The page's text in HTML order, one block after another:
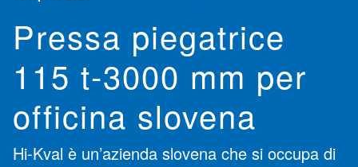
Pressa piegatrice
115 t-3000 mm per
officina slovena
Hi-Kval è un’azienda slovena che si occupa di